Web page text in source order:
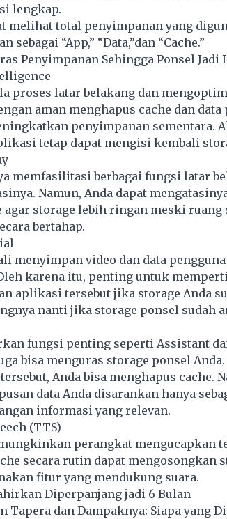
lengkap.
melihat total penyimpanan yang
“App,” “Data,”dan “Cache.”
Penyimpanan Sehingga Ponsel Jadi
proses latar belakang dan
aman menghapus cache dan data
penyimpanan sementara.
tetap dapat mengisi kembali
memfasilitasi berbagai fungsi latar
Namun, Anda dapat
agar storage lebih ringan meski ruang
bertahap.
menyimpan video dan data
karena itu, penting untuk
aplikasi tersebut jika storage Anda
nanti jika storage ponsel sudah
fungsi penting seperti Assistant
bisa menguras storage ponsel Anda.
Anda bisa menghapus cache.
data Anda disarankan hanya
informasi yang relevan.
(TTS)
perangkat mengucapkan
secara rutin dapat mengosongkan
fitur yang mendukung suara.
Diperpanjang jadi 6 Bulan
Tapera dan Dampaknya: Siapa yang